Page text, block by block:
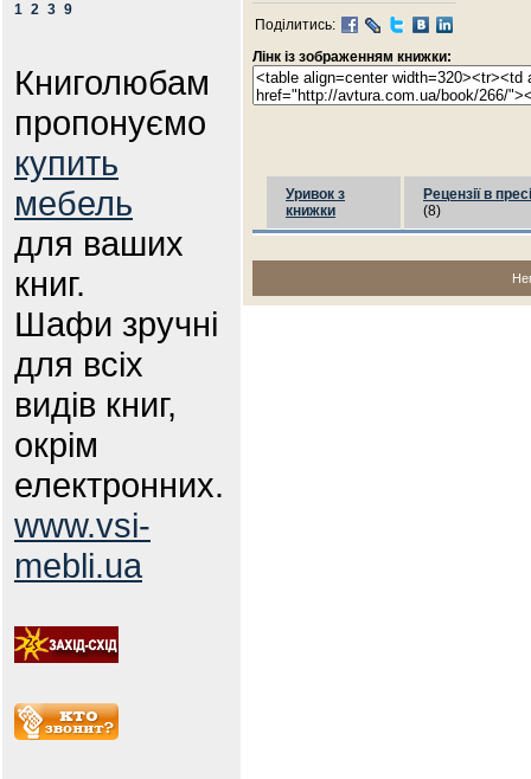
1 2 3 9
Книголюбам
пропонуємо
купить
мебель
для ваших
книг.
Шафи зручні
для всіх
видів книг,
окрім
електронних.
www.vsi-
mebli.ua
Поділитись:
Лінк із зображенням книжки:
Уривок з
книжки
Рецензії в пресі
(8)